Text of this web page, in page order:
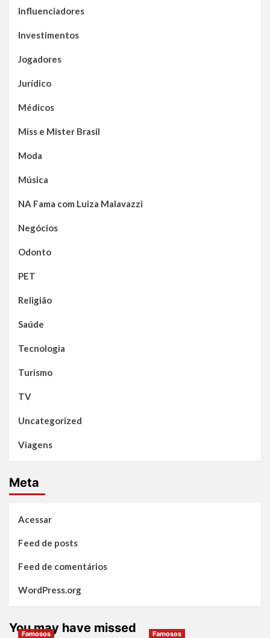
Influenciadores
Investimentos
Jogadores
Jurídico
Médicos
Miss e Mister Brasil
Moda
Música
NA Fama com Luiza Malavazzi
Negócios
Odonto
PET
Religião
Saúde
Tecnologia
Turismo
TV
Uncategorized
Viagens
Meta
Acessar
Feed de posts
Feed de comentários
WordPress.org
You may have missed
Famosos Famosos